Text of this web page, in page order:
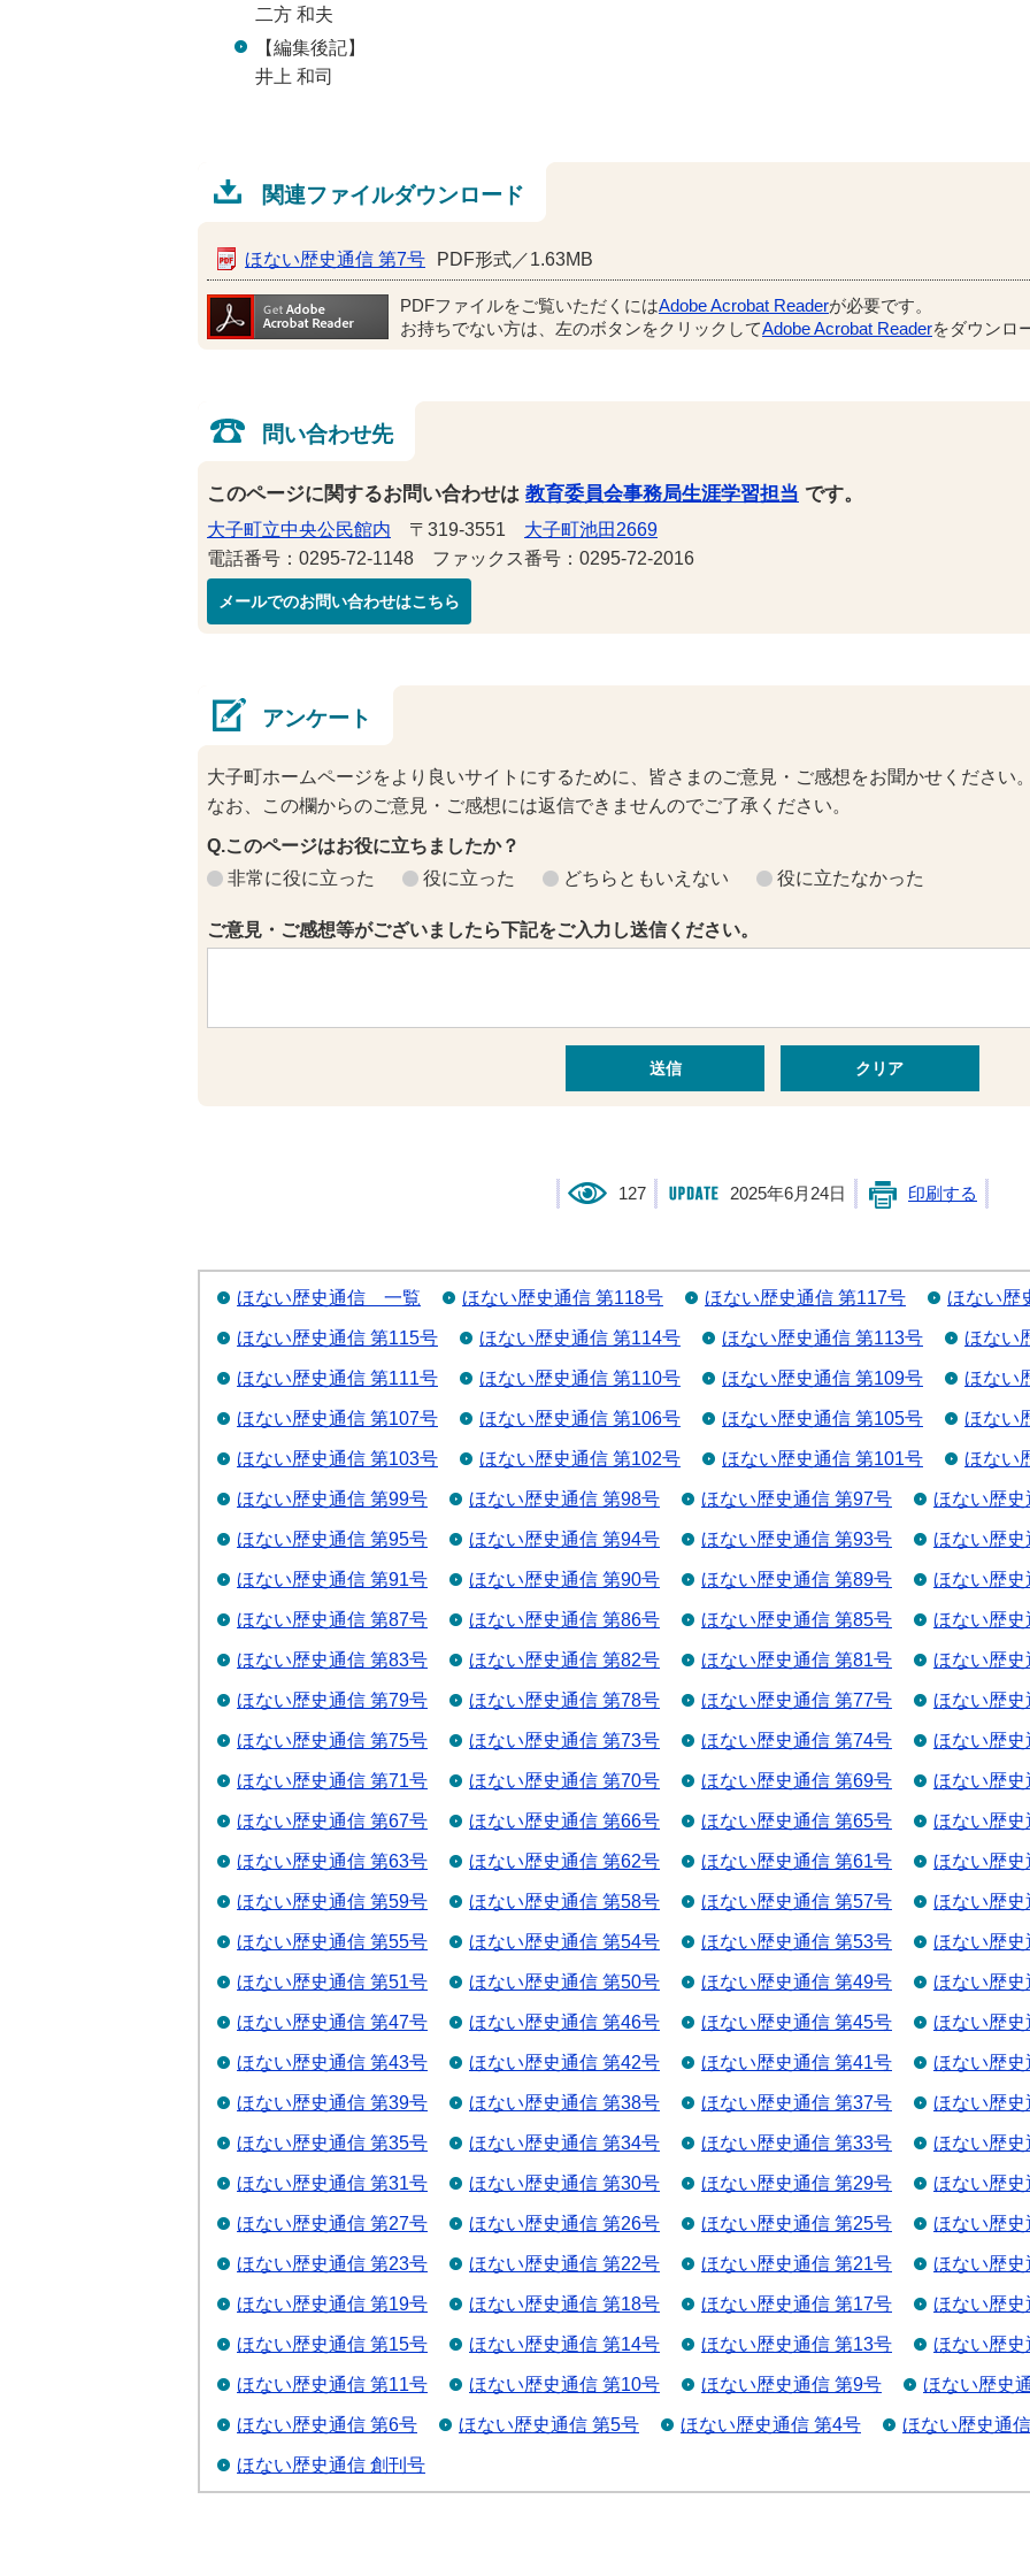
二方 和夫
【編集後記】
井上 和司
関連ファイルダウンロード
ほない歴史通信 第7号 PDF形式／1.63MB
PDFファイルをご覧いただくにはAdobe Acrobat Readerが必要です。
お持ちでない方は、左のボタンをクリックしてAdobe Acrobat Readerをダウンロ
問い合わせ先
このページに関するお問い合わせは 教育委員会事務局生涯学習担当 です。
大子町立中央公民館内 〒319-3551 大子町池田2669
電話番号：0295-72-1148 ファックス番号：0295-72-2016
メールでのお問い合わせはこちら
アンケート
大子町ホームページをより良いサイトにするために、皆さまのご意見・ご感想をお聞かせください
なお、この欄からのご意見・ご感想には返信できませんのでご了承ください。
Q.このページはお役に立ちましたか？
非常に役に立った
役に立った どちらともいえない 役に立たなかった
ご意見・ご感想等がございましたら下記をご入力し送信ください。
127 2025年6月24日 印刷する
ほない歴史通信 一覧 ほない歴史通信 第118号 ほない歴史通信 第117号 ほない歴
ほない歴史通信 第115号 ほない歴史通信 第114号 ほない歴史通信 第113号 ほない
ほない歴史通信 第111号 ほない歴史通信 第110号 ほない歴史通信 第109号 ほない
ほない歴史通信 第107号 ほない歴史通信 第106号 ほない歴史通信 第105号 ほない
ほない歴史通信 第103号 ほない歴史通信 第102号 ほない歴史通信 第101号 ほない
ほない歴史通信 第99号 ほない歴史通信 第98号 ほない歴史通信 第97号 ほない歴
ほない歴史通信 第95号 ほない歴史通信 第94号 ほない歴史通信 第93号 ほない歴
ほない歴史通信 第91号 ほない歴史通信 第90号 ほない歴史通信 第89号 ほない歴
ほない歴史通信 第87号 ほない歴史通信 第86号 ほない歴史通信 第85号 ほない歴
ほない歴史通信 第83号 ほない歴史通信 第82号 ほない歴史通信 第81号 ほない歴
ほない歴史通信 第79号 ほない歴史通信 第78号 ほない歴史通信 第77号 ほない歴
ほない歴史通信 第75号 ほない歴史通信 第73号 ほない歴史通信 第74号 ほない歴
ほない歴史通信 第71号 ほない歴史通信 第70号 ほない歴史通信 第69号 ほない歴
ほない歴史通信 第67号 ほない歴史通信 第66号 ほない歴史通信 第65号 ほない歴
ほない歴史通信 第63号 ほない歴史通信 第62号 ほない歴史通信 第61号 ほない歴
ほない歴史通信 第59号 ほない歴史通信 第58号 ほない歴史通信 第57号 ほない歴
ほない歴史通信 第55号 ほない歴史通信 第54号 ほない歴史通信 第53号 ほない歴
ほない歴史通信 第51号 ほない歴史通信 第50号 ほない歴史通信 第49号 ほない歴
ほない歴史通信 第47号 ほない歴史通信 第46号 ほない歴史通信 第45号 ほない歴
ほない歴史通信 第43号 ほない歴史通信 第42号 ほない歴史通信 第41号 ほない歴
ほない歴史通信 第39号 ほない歴史通信 第38号 ほない歴史通信 第37号 ほない歴
ほない歴史通信 第35号 ほない歴史通信 第34号 ほない歴史通信 第33号 ほない歴
ほない歴史通信 第31号 ほない歴史通信 第30号 ほない歴史通信 第29号 ほない歴
ほない歴史通信 第27号 ほない歴史通信 第26号 ほない歴史通信 第25号 ほない歴
ほない歴史通信 第23号 ほない歴史通信 第22号 ほない歴史通信 第21号 ほない歴
ほない歴史通信 第19号 ほない歴史通信 第18号 ほない歴史通信 第17号 ほない歴
ほない歴史通信 第15号 ほない歴史通信 第14号 ほない歴史通信 第13号 ほない歴
ほない歴史通信 第11号 ほない歴史通信 第10号 ほない歴史通信 第9号 ほない歴史
ほない歴史通信 第6号 ほない歴史通信 第5号 ほない歴史通信 第4号 ほない歴史通
ほない歴史通信 創刊号